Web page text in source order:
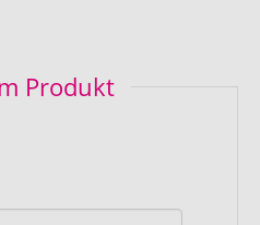
Produkt